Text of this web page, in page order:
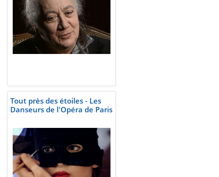
Tout près des étoiles - Les
Danseurs de l'Opéra de Paris